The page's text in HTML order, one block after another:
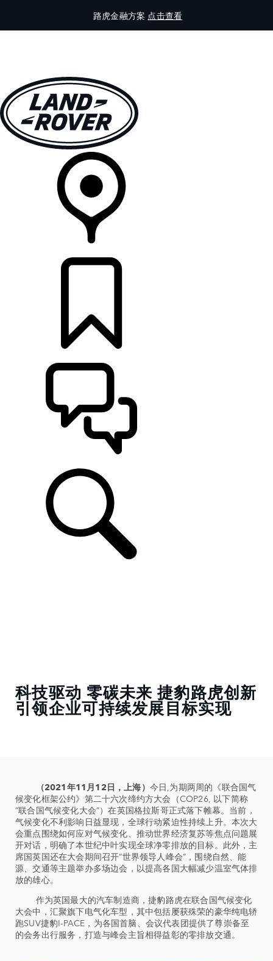
路虎金融方案 点击查看
科技驱动 零碳未来 捷豹路虎创新
引领企业可持续发展目标实现
（2021年11月12日，上海） 今日,为期两周的《联合国气
候变化框架公约》第二十六次缔约方大会（COP26, 以下简称
“联合国气候变化大会”）在英国格拉斯哥正式落下帷幕。当前，
气候变化不利影响日益显现，全球行动紧迫性持续上升。本次大
会重点围绕如何应对气候变化、推动世界经济复苏等焦点问题展
开对话，明确了本世纪中叶实现全球净零排放的目标。此外，主
席国英国还在大会期间召开“世界领导人峰会”，围绕自然、能
源、交通等主题举办多场边会，以提高各国大幅减少温室气体排
放的雄心。
作为英国最大的汽车制造商，捷豹路虎在联合国气候变化
大会中，汇聚旗下电气化车型，其中包括屡获殊荣的豪华纯电轿
跑SUV捷豹I-PACE，为各国首脑、会议代表团提供了尊崇备至
的会务出行服务，打造与峰会主旨相得益彰的零排放交通。